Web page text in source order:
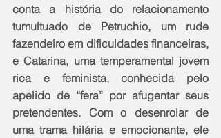
conta a história do relacionamento
tumultuado de Petruchio, um rude
fazendeiro em dificuldades financeiras,
e Catarina, uma temperamental jovem
rica e feminista, conhecida pelo
apelido de “fera” por afugentar seus
pretendentes. Com o desenrolar de
uma trama hilária e emocionante, ele